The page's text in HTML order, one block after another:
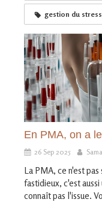
gestion du stress
En PMA, on a
26 Sep 2025
La PMA, ce n'est
fastidieux, c'est
connaît pas l'issue.